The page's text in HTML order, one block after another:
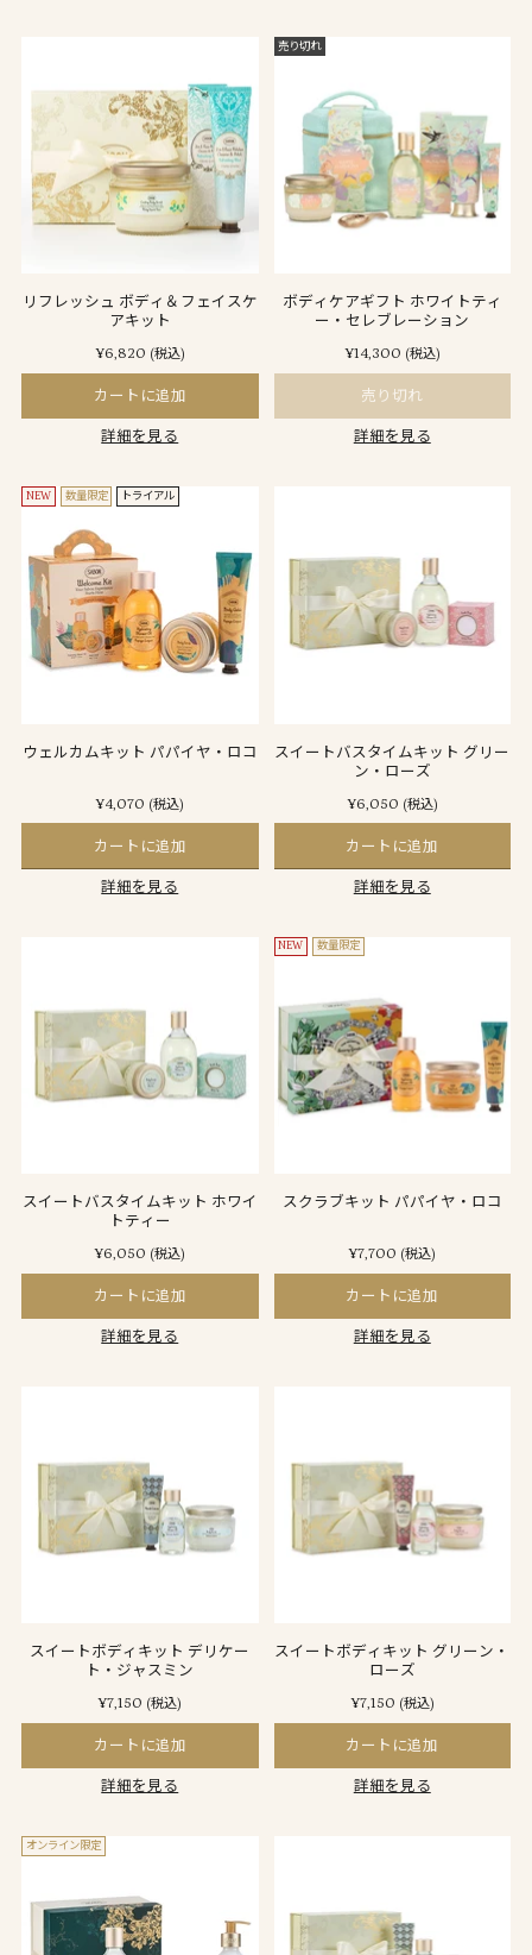
リフレッシュ ボディ＆フェイスケ
アキット
¥6,820 (税込)
カートに追加
詳細を見る
売り切れ
ボディケアギフト ホワイトティ
ー・セレブレーション
¥14,300 (税込)
売り切れ
詳細を見る
NEW 数量限定 トライアル
ウェルカムキット パパイヤ・ロコ
¥4,070 (税込)
カートに追加
詳細を見る
スイートバスタイムキット グリー
ン・ローズ
¥6,050 (税込)
カートに追加
詳細を見る
スイートバスタイムキット ホワイ
トティー
¥6,050 (税込)
カートに追加
詳細を見る
NEW 数量限定
スクラブキット パパイヤ・ロコ
¥7,700 (税込)
カートに追加
詳細を見る
スイートボディキット デリケー
ト・ジャスミン
¥7,150 (税込)
カートに追加
詳細を見る
スイートボディキット グリーン・
ローズ
¥7,150 (税込)
カートに追加
詳細を見る
オンライン限定